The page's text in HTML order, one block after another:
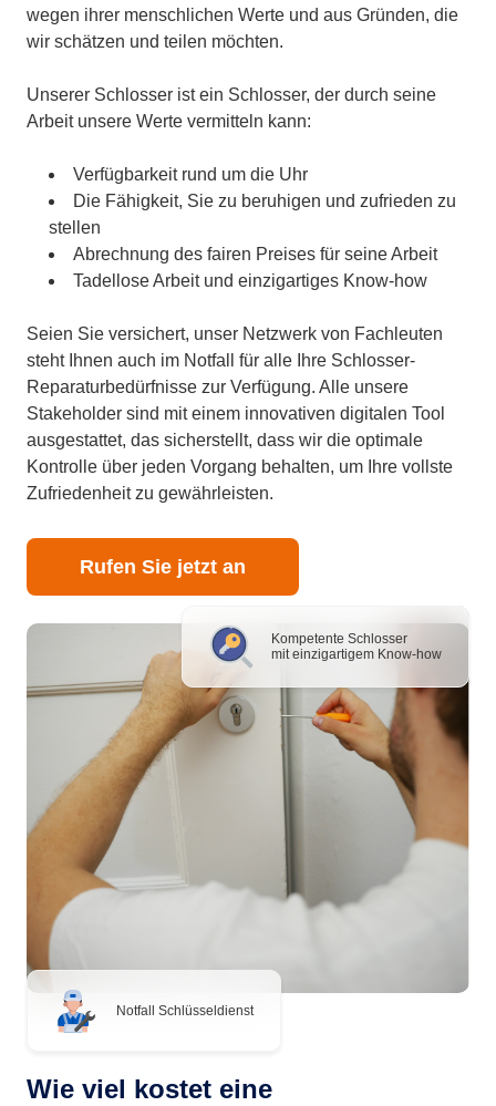
Kompetente Schlosser
mit einzigartigem Know-how
Notfall Schlüsseldienst
wegen ihrer menschlichen Werte und aus Gründen, die
wir schätzen und teilen möchten.
Unserer Schlosser ist ein Schlosser, der durch seine
Arbeit unsere Werte vermitteln kann:
Verfügbarkeit rund um die Uhr
Die Fähigkeit, Sie zu beruhigen und zufrieden zu
stellen
Abrechnung des fairen Preises für seine Arbeit
Tadellose Arbeit und einzigartiges Know-how
Seien Sie versichert, unser Netzwerk von Fachleuten
steht Ihnen auch im Notfall für alle Ihre Schlosser-
Reparaturbedürfnisse zur Verfügung. Alle unsere
Stakeholder sind mit einem innovativen digitalen Tool
ausgestattet, das sicherstellt, dass wir die optimale
Kontrolle über jeden Vorgang behalten, um Ihre vollste
Zufriedenheit zu gewährleisten.
Rufen Sie jetzt an
Wie viel kostet eine